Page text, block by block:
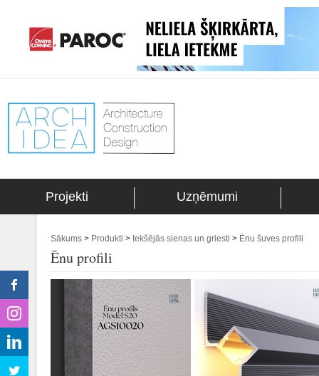
Projekti Uzņēmumi
Sākums > Produkti > Iekšējās sienas un griesti > Ēnu šuves profili
Ēnu profili